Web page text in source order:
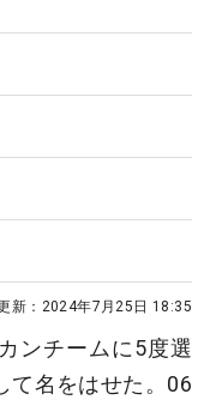
新： 2024年7月25日 18:35
ンチームに5度選
て名をはせた。06